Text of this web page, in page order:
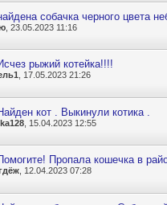
собачка черного цвета
, 23.05.2023 11:16
рыжий котейка!!!!
, 17.05.2023 21:26
кот . Выкинули котика .
, 15.04.2023 12:55
Пропала кошечка в
, 12.04.2023 07:28